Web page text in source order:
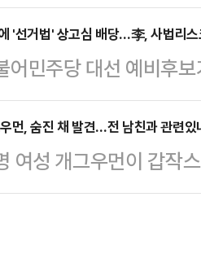
온…
이 이뤄지지 않았다는
이후 후보들의 태도였
구두를 왜 신느냐" 등
이 부처님오신날과
지는 황금연휴가 예정
휴일로 추가 지정되면
휴에 임시공휴일을 지
을 기대하고 있다. 설
부는 국민 삶의 질 향
다.…
'선거법' 상고심 배당…李, 사법리
어민주당 대선 예비후
간 '공직선거법 위반 사
개의 형사 재판에 직면
모른단 우려가 재차
앙지방법원 형사합의
먼, 숨진 채 발견…전 남친과 관련있
여성 개그우먼이 갑작
니냐는 추측이 일고